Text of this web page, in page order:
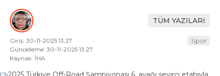
MAGAZIN
SAĞLIK
TEKNOLOJI
TÜM YAZILARI
Giriş: 30-11-2025 13:27
Güncelleme: 30-11-2025 13:27
Kaynak: İHA
Spor